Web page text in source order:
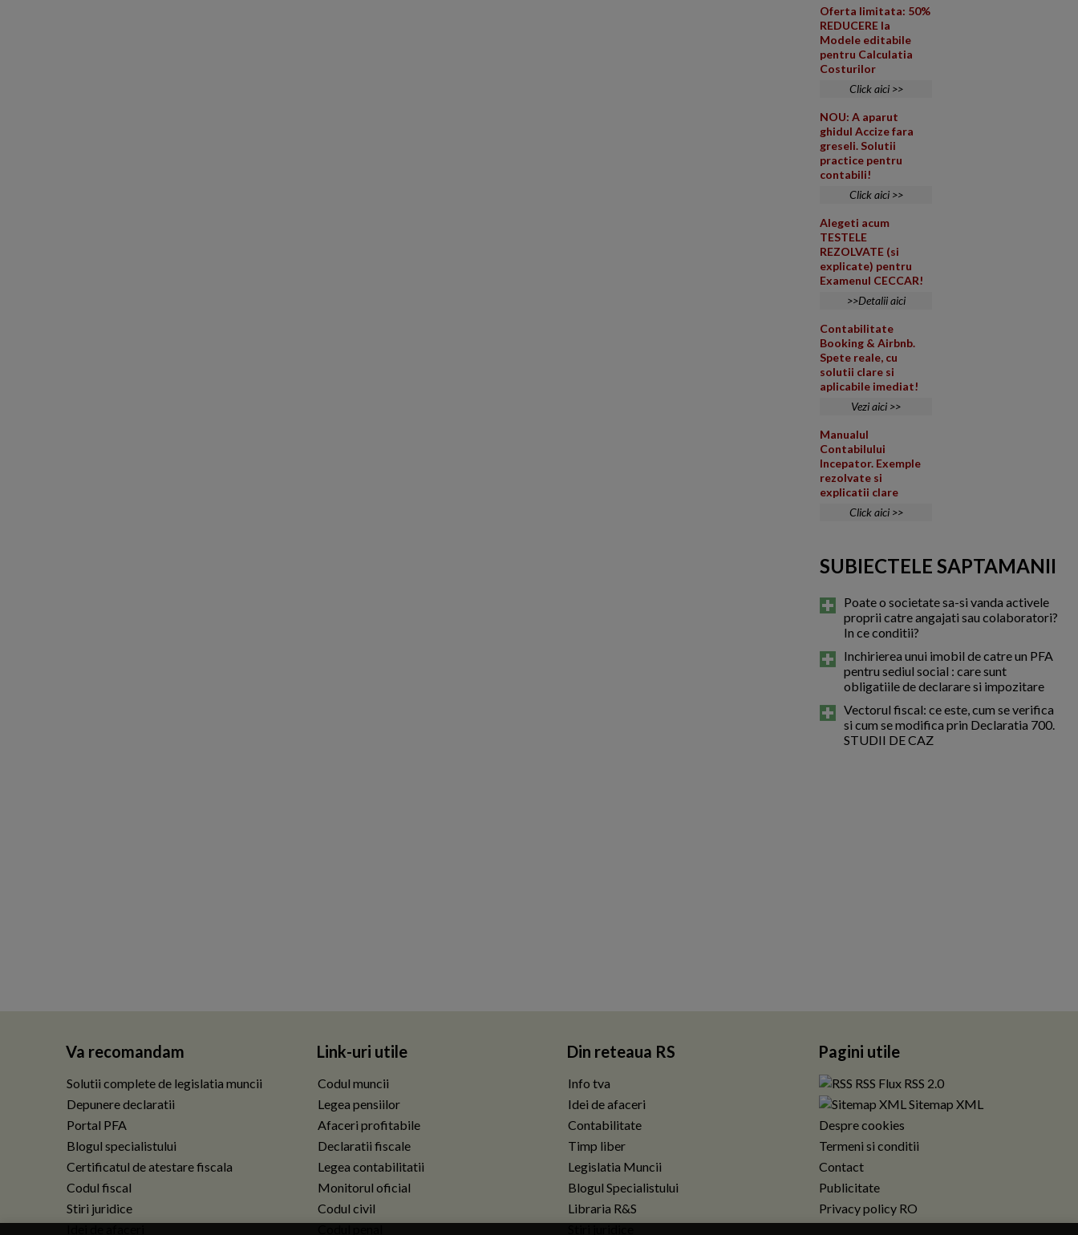
Oferta limitata: 50%
REDUCERE la
Modele editabile
pentru Calculatia
Costurilor
Click aici >>
NOU: A aparut
ghidul Accize fara
greseli. Solutii
practice pentru
contabili!
Click aici >>
Alegeti acum
TESTELE
REZOLVATE (si
explicate) pentru
Examenul CECCAR!
>>Detalii aici
Contabilitate
Booking & Airbnb.
Spete reale, cu
solutii clare si
aplicabile imediat!
Vezi aici >>
Manualul
Contabilului
Incepator. Exemple
rezolvate si
explicatii clare
Click aici >>
SUBIECTELE SAPTAMANII
Poate o societate sa-si vanda activele
proprii catre angajati sau colaboratori?
In ce conditii?
Inchirierea unui imobil de catre un PFA
pentru sediul social : care sunt
obligatiile de declarare si impozitare
Vectorul fiscal: ce este, cum se verifica
si cum se modifica prin Declaratia 700.
STUDII DE CAZ
Va recomandam
Solutii complete de legislatia muncii
Depunere declaratii
Portal PFA
Blogul specialistului
Certificatul de atestare fiscala
Codul fiscal
Stiri juridice
Link-uri utile
Codul muncii
Legea pensiilor
Afaceri profitabile
Declaratii fiscale
Legea contabilitatii
Monitorul oficial
Codul civil
Din reteaua RS
Info tva
Idei de afaceri
Contabilitate
Timp liber
Legislatia Muncii
Blogul Specialistului
Libraria R&S
Pagini utile
RSS Flux RSS 2.0
Sitemap XML
Despre cookies
Termeni si conditii
Contact
Publicitate
Privacy policy RO